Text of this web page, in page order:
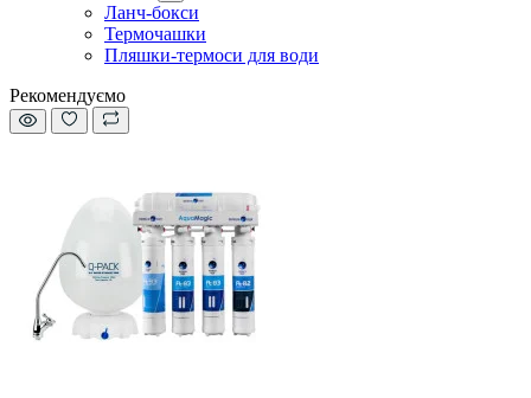
Ланч-бокси
Термочашки
Пляшки-термоси для води
Рекомендуємо